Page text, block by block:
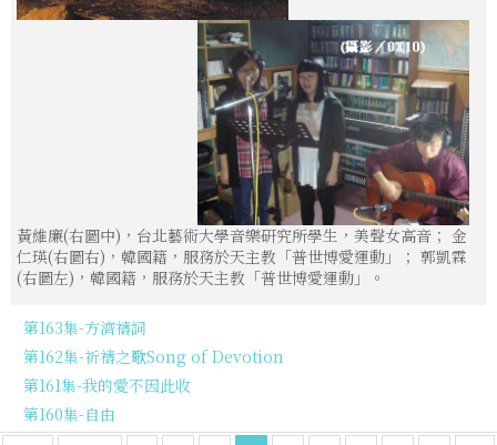
黃維廉(右圖中)，台北藝術大學音樂研究所學生，美聲女高音； 金
仁瑛(右圖右)，韓國籍，服務於天主教「普世博愛運動」； 郭凱霖
(右圖左)，韓國籍，服務於天主教「普世博愛運動」。
第163集-方濟禱詞
第162集-祈禱之歌Song of Devotion
第161集-我的愛不因此收
第160集-自由